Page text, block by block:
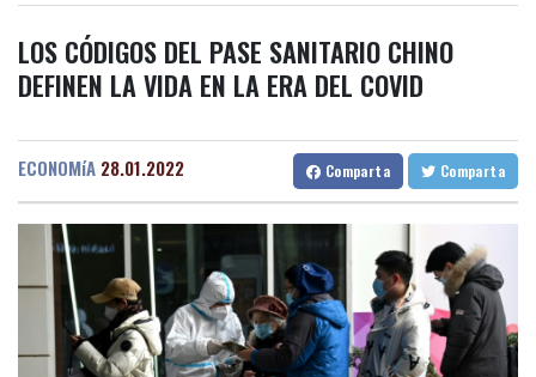
Cusco
17 °C Iquitos
35 °C
Arequipa
23 °C Bogota
16 °C
Barcelona
32 °C Bilbao
24 °C
Tegucigalpa
28 °C
Santo Domingo
31 °C
Havana
32 °C Puerto Rico
30 °C
Quito
13 °C Brasilia
29 °C
Manaus
36 °C Rio de Janeiro
31 °C
São Paulo
32 °C
Yan Diomandé, la nueva joya del Real Madrid vale 160 millones
de dólares
origen uruguayo
El Real Madrid anuncia el fichaje del extremo marfileño Yan
Diomandé
El mexicano Del Toro renueva con el UAE hasta 2031
El doloroso baile de cifras de desaparecidos en los sismos en
Venezuela
Un comité del Senado de EEUU declara en desacato al ex
LOS CÓDIGOS DEL PASE SANITARIO CHINO
DEFINEN LA VIDA EN LA ERA DEL COVID
ECONOMíA 28.01.2022 Comparta Comparta